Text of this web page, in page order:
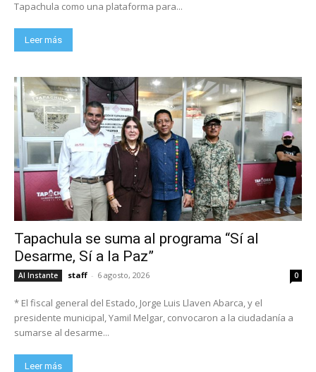
Tapachula como una plataforma para...
Leer más
Tapachula se suma al programa “Sí al
Desarme, Sí a la Paz”
Al Instante staff - 6 agosto, 2026 0
* El fiscal general del Estado, Jorge Luis Llaven Abarca, y el
presidente municipal, Yamil Melgar, convocaron a la ciudadanía a
sumarse al desarme...
Leer más